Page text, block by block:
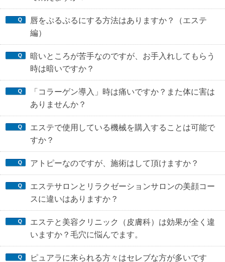
唇をぷるぷるにする方法はありますか？（エステ
編）
暗いところが苦手なのですが、お手入れしてもらう
時は暗いですか？
「コラーゲン導入」時は痛いですか？また体に害は
ありませんか？
エステで使用している機械を購入することは可能で
すか？
アトピーなのですが、施術はして頂けますか？
エステサロンとリラクゼーションサロンの美顔コー
スに違いはありますか？
エステと美容クリニック（皮膚科）は効果が全く違
いますか？毛穴に悩んでます。
ピュアラに来られる方々はセレブな方が多いです